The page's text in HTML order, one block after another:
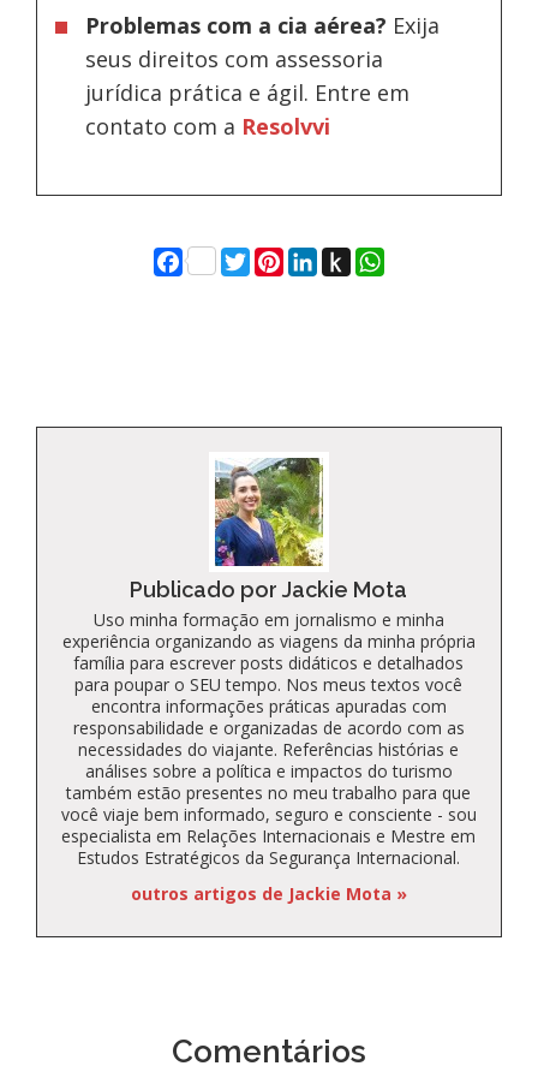
Problemas com a cia aérea? Exija
seus direitos com assessoria
jurídica prática e ágil. Entre em
contato com a Resolvvi
Facebook
Twitter
Pinterest
LinkedIn
Push
to
WhatsApp
Publicado por Jackie Mota
Uso minha formação em jornalismo e minha
experiência organizando as viagens da minha própria
família para escrever posts didáticos e detalhados
para poupar o SEU tempo. Nos meus textos você
encontra informações práticas apuradas com
responsabilidade e organizadas de acordo com as
necessidades do viajante. Referências histórias e
análises sobre a política e impactos do turismo
também estão presentes no meu trabalho para que
você viaje bem informado, seguro e consciente - sou
especialista em Relações Internacionais e Mestre em
Estudos Estratégicos da Segurança Internacional.
outros artigos de Jackie Mota »
Comentários